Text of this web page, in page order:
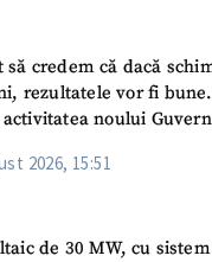
să credem că dacă
rezultatele vor fi
noului Guvern
2026, 15:51
de 30 MW, cu